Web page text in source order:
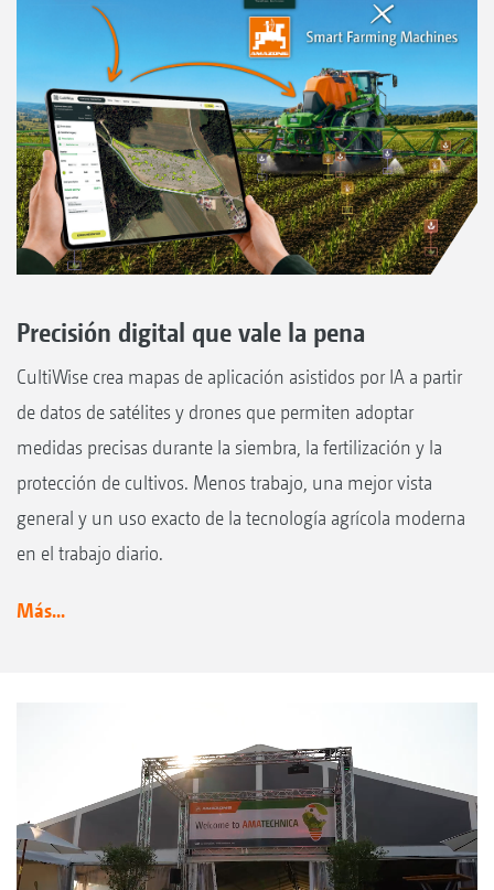
Precisión digital que vale la pena
CultiWise crea mapas de aplicación asistidos por IA a partir
de datos de satélites y drones que permiten adoptar
medidas precisas durante la siembra, la fertilización y la
protección de cultivos. Menos trabajo, una mejor vista
general y un uso exacto de la tecnología agrícola moderna
en el trabajo diario.
Más...